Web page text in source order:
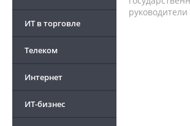
ИТ в торговле
Телеком
Интернет
ИТ-бизнес